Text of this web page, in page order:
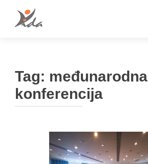
Tag: međunarodna
konferencija